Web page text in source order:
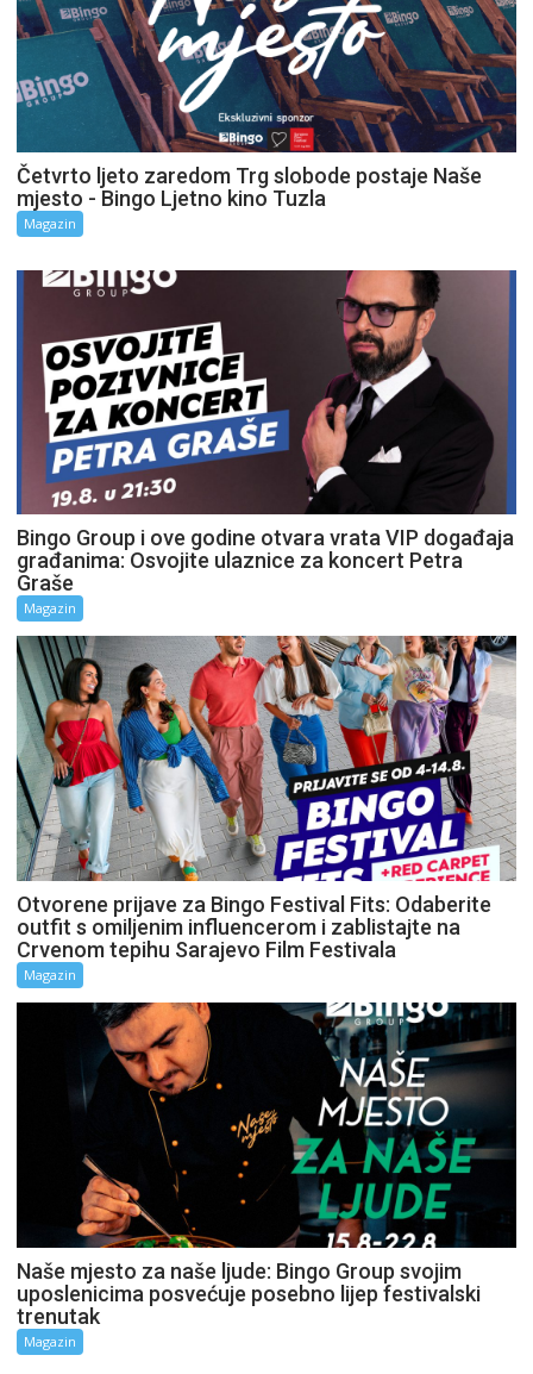
Četvrto ljeto zaredom Trg slobode postaje Naše
mjesto - Bingo Ljetno kino Tuzla
Magazin
Bingo Group i ove godine otvara vrata VIP događaja
građanima: Osvojite ulaznice za koncert Petra
Graše
Magazin
Otvorene prijave za Bingo Festival Fits: Odaberite
outfit s omiljenim influencerom i zablistajte na
Crvenom tepihu Sarajevo Film Festivala
Magazin
Naše mjesto za naše ljude: Bingo Group svojim
uposlenicima posvećuje posebno lijep festivalski
trenutak
Magazin